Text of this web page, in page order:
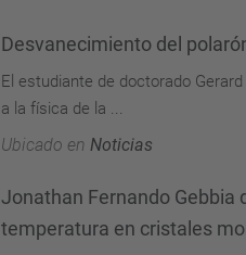
Desvanecimiento del
El estudiante de doctorado
a la física de la ...
Ubicado en Noticias
Jonathan Fernando Gebbia
temperatura en cristales